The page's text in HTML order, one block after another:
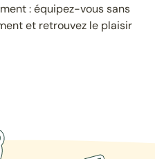
: équipez-vous sans
et retrouvez le plaisir